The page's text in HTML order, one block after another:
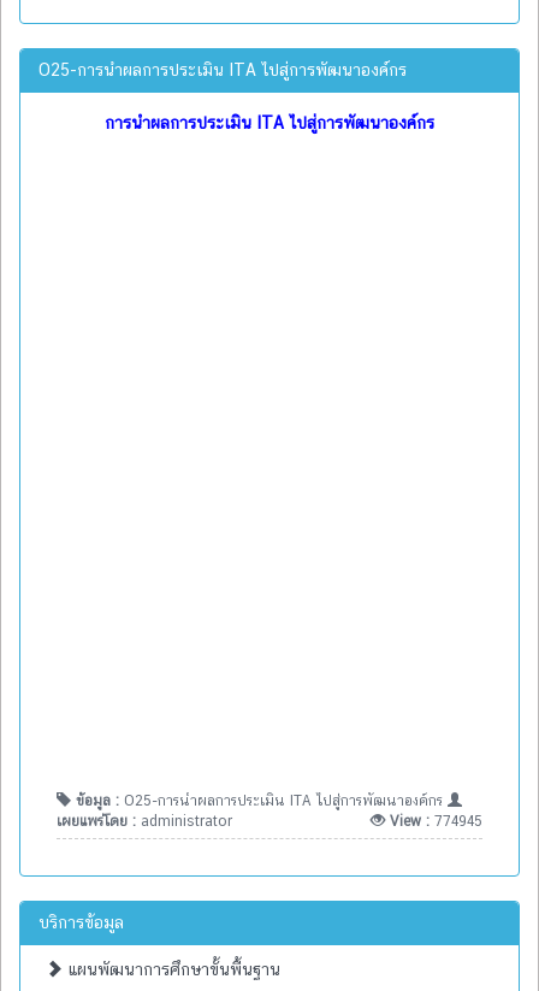
O25-การนำผลการประเมิน ITA ไปสู่การพัฒนาองค์กร
การนำผลการประเมิน ITA ไปสู่การพัฒนาองค์กร
ข้อมูล : O25-การนำผลการประเมิน ITA ไปสู่การพัฒนาองค์กร
เผยแพร่โดย : administrator View : 774945
บริการข้อมูล
แผนพัฒนาการศึกษาขั้นพื้นฐาน